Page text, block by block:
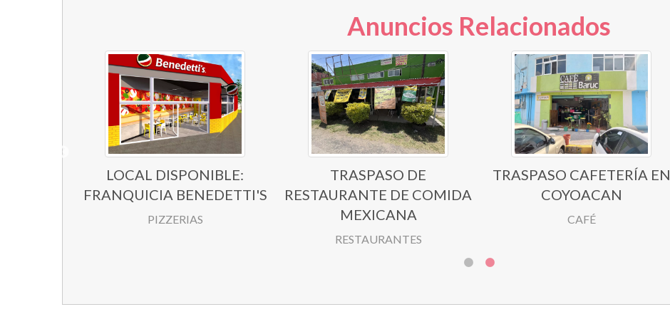
Anuncios Relacionados
LOCAL DISPONIBLE:
FRANQUICIA BENEDETTI'S
PIZZERIAS
TRASPASO DE
RESTAURANTE DE COMIDA
MEXICANA
RESTAURANTES
TRASPASO CAFETERÍA EN
COYOACAN
CAFÉ